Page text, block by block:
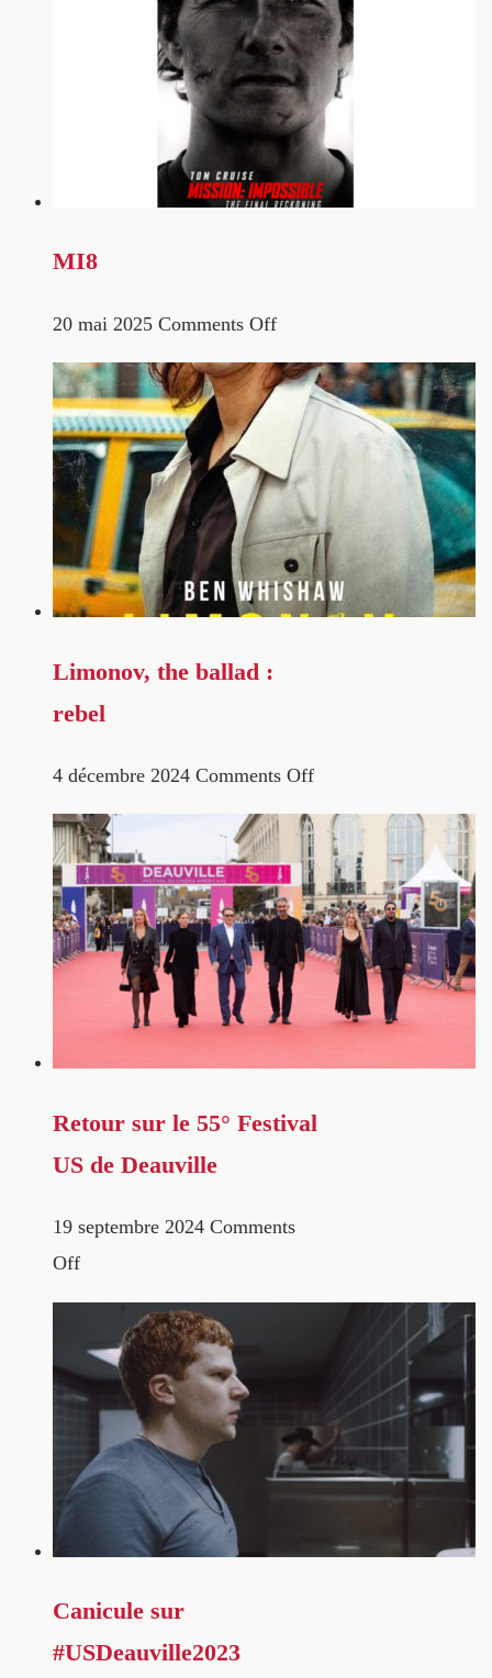
MI8
20 mai 2025 Comments Off
Limonov, the ballad :
rebel
4 décembre 2024 Comments Off
Retour sur le 55° Festival
US de Deauville
19 septembre 2024 Comments
Off
Canicule sur
#USDeauville2023